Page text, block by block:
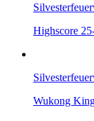
Highscore
Wukong